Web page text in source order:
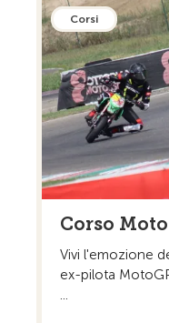
Corsi
Corso
Vivi l'emozione
ex-pilota
...